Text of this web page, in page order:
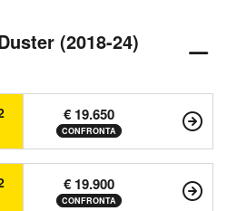
(2018-24)
€ 19.650
CONFRONTA
€ 19.900
CONFRONTA